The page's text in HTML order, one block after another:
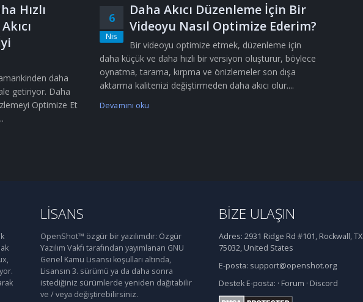
Hızlı
daha
getiriyor. Daha
Optimize Et
6
Nis
Daha Akıcı Düzenleme İçin Bir
Videoyu Nasıl Optimize Ederim?
Bir videoyu optimize etmek, düzenleme için
daha küçük ve daha hızlı bir versiyon oluşturur, böylece
oynatma, tarama, kırpma ve önizlemeler son dışa
aktarma kalitenizi değiştirmeden daha akıcı olur....
Devamını oku
LISANS
OpenShot™ özgür bir yazılımdır: Özgür
Yazılım Vakfı tarafından yayımlanan GNU
Genel Kamu Lisansı koşulları altında,
Lisansın 3. sürümü ya da daha sonra
istediğiniz sürümlerde yeniden dağıtabilir
ve / veya değiştirebilirsiniz.
BIZE ULAŞIN
Adres: 2931 Ridge Rd #101, Rockwall, TX
75032, United States
E-posta: support@openshot.org
Destek E-posta: · Forum · Discord